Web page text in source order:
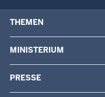
menu
THEMEN
Gefahrenabwehr
Verfassungsschutz
Beteiligung
Verwaltung
MINISTERIUM
Staatssekretärin
Aufgaben & Organisation
PRESSE